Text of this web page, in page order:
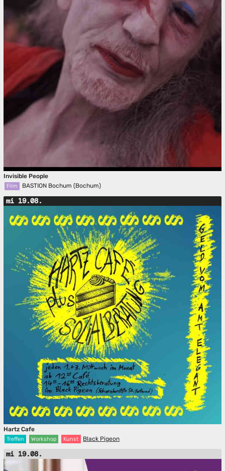
Invisible People
Film BASTION Bochum (Bochum)
mi 19.08.
Hartz Cafe
Treffen Workshop Kunst Black Pigeon
mi 19.08.